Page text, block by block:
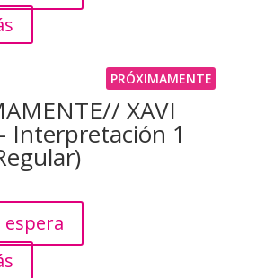
PRÓXIMAMENTE
XAVI
Interpretación 1
espera